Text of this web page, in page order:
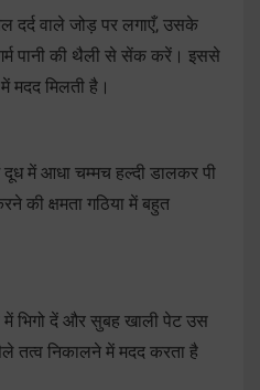
दर्द वाले जोड़ पर लगाएँ, उसके
पानी की थैली से सेंक करें। इससे
मदद मिलती है।
दूध में आधा चम्मच हल्दी डालकर पी
की क्षमता गठिया में बहुत
में भिगो दें और सुबह खाली पेट उस
तत्व निकालने में मदद करता है